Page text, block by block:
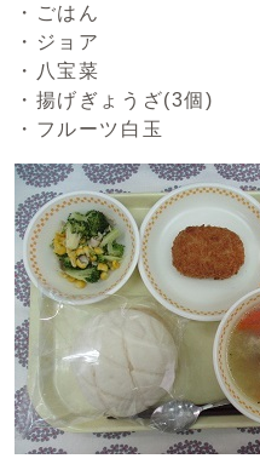
・ごはん
・ジョア
・八宝菜
・揚げぎょうざ(3個)
・フルーツ白玉